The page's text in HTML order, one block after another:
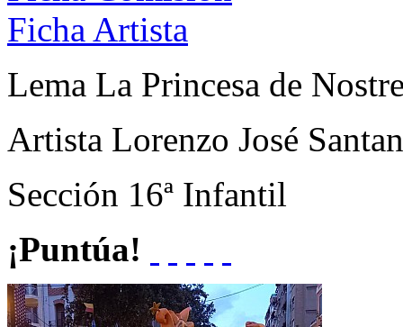
Ficha Artista
Lema La Princesa de
Artista Lorenzo José
Sección 16ª Infantil
¡Puntúa!